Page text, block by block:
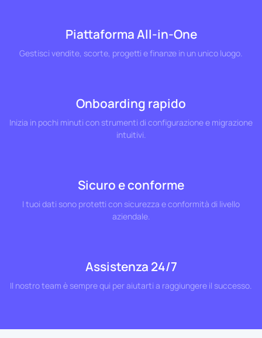
Piattaforma All-in-One
Gestisci vendite, scorte, progetti e finanze in un unico luogo.
Onboarding rapido
Inizia in pochi minuti con strumenti di configurazione e migrazione
intuitivi.
Sicuro e conforme
I tuoi dati sono protetti con sicurezza e conformità di livello
aziendale.
Assistenza 24/7
Il nostro team è sempre qui per aiutarti a raggiungere il successo.